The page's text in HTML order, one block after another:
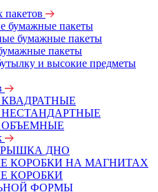
бумажные пакеты
бумажные пакеты
пакеты
и высокие предметы
ДНО
КОРОБКИ НА МАГНИТАХ
КОРОБКИ
ФОРМЫ